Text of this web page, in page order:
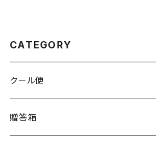
CATEGORY
クール便
贈答箱